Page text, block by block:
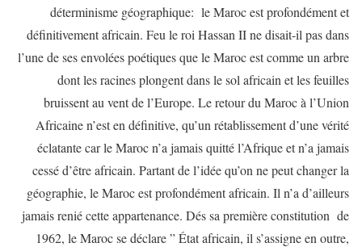
déterminisme géographique: le Maroc est profondément et
définitivement africain. Feu le roi Hassan II ne disait-il pas dans
l’une de ses envolées poétiques que le Maroc est comme un arbre
dont les racines plongent dans le sol africain et les feuilles
bruissent au vent de l’Europe. Le retour du Maroc à l’Union
Africaine n’est en définitive, qu’un rétablissement d’une vérité
éclatante car le Maroc n’a jamais quitté l’Afrique et n’a jamais
cessé d’être africain. Partant de l’idée qu’on ne peut changer la
géographie, le Maroc est profondément africain. Il n’a d’ailleurs
jamais renié cette appartenance. Dés sa première constitution de
1962, le Maroc se déclare ” État africain, il s’assigne en outre,